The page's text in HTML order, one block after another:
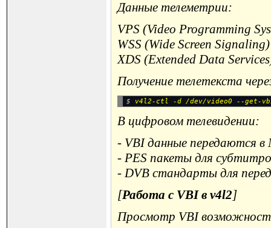
Данные телеметрии:
VPS (Video Programming
WSS (Wide Screen Signaling)
XDS (Extended Data
Получение телетекста
$
В цифровом телевидении:
- VBI данные передаются
- PES пакеты для
- DVB стандарты для
[Работа с VBI в v4l2]
Просмотр VBI